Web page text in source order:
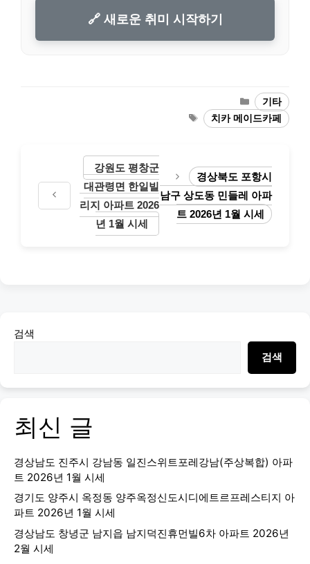
🔗 새로운 취미 시작하기
Categories
기타
Tags
치카 메이드카페
강원도 평창군
대관령면 한일빌
리지 아파트 2026
년 1월 시세
경상북도 포항시
남구 상도동 민들레 아파
트 2026년 1월 시세
검색
검색
최신 글
경상남도 진주시 강남동 일진스위트포레강남(주상복합) 아파
트 2026년 1월 시세
경기도 양주시 옥정동 양주옥정신도시디에트르프레스티지 아
파트 2026년 1월 시세
경상남도 창녕군 남지읍 남지덕진휴먼빌6차 아파트 2026년
2월 시세